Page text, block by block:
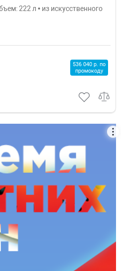
222 л • из искусственного
536 040 р. по
промокоду